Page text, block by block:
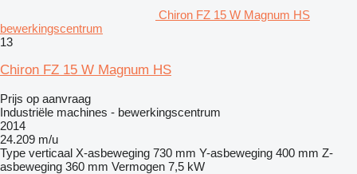
Chiron FZ 15 W Magnum HS
bewerkingscentrum
13
Chiron FZ 15 W Magnum HS
Prijs op aanvraag
Industriële machines - bewerkingscentrum
2014
24.209 m/u
Type verticaal X-asbeweging 730 mm Y-asbeweging 400 mm Z-
asbeweging 360 mm Vermogen 7,5 kW